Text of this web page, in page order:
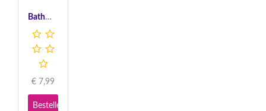
Bathmate Power Ring Gladiator - Black
€ 7,99
Bestellen